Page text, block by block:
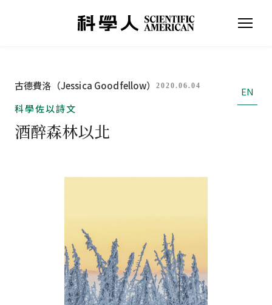
古德費洛（Jessica Goodfellow） 2020.06.04
EN
科學佐以詩文
酒醉森林以北